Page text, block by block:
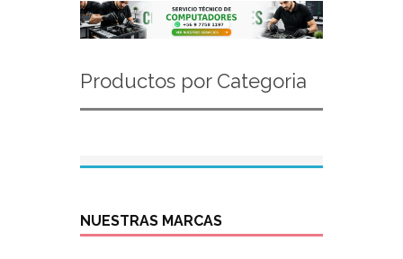
Productos por Categoria
NUESTRAS MARCAS